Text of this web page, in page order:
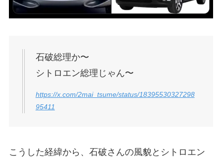
石破総理か〜
シトロエン総理じゃん〜
https://x.com/2mai_tsume/status/18395530327298
95411
こうした経緯から、石破さんの風貌とシトロエン